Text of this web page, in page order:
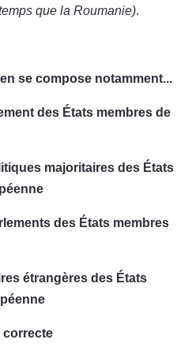
que la Roumanie).
se compose notamment...
des États membres de
majoritaires des États
des États membres
étrangères des États
correcte